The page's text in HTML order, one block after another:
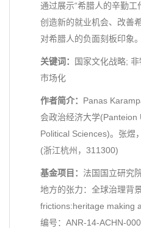
通过展示“希腊人的辛勤工
创造新的就业机会、改善
对希腊人的负面刻板印象。
关键词：
国家文化战略;
市场化
作者简介： Panas
会政治经济大学(Panteion
Political Sciences)。张煜
(浙江杭州，311300)
基金项目： 法国国立研究
地方的张力：全球治理背
frictions:heritage making
编号：ANR-14-ACHN-